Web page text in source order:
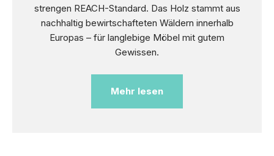
strengen REACH-Standard. Das Holz stammt aus
nachhaltig bewirtschafteten Wäldern innerhalb
Europas – für langlebige Möbel mit gutem
Gewissen.
Mehr lesen